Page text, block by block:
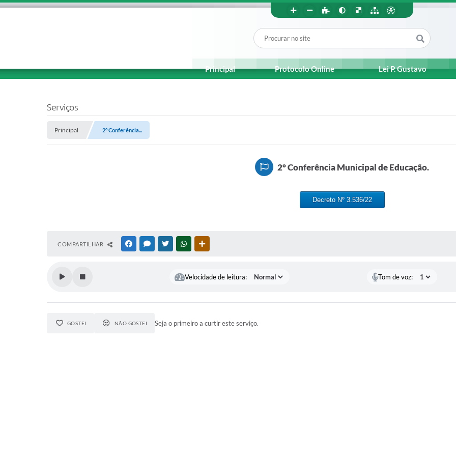
Principal Protocolo Online Lei P. Gustavo
Serviços
Principal 2° Conferência...
2° Conferência Municipal de Educação.
Decreto Nº 3.536/22
COMPARTILHAR FACEBOOKMESSENGER
TWITTERWHATSAPP
Velocidade de leitura: Tom de voz:
GOSTEI NÃO GOSTEI Seja o primeiro a curtir este serviço.